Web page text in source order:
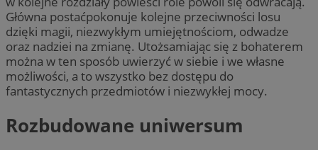
Główna postaćpokonuje kolejne przeciwności losu
dzięki magii, niezwykłym umiejętnościom, odwadze
oraz nadziei na zmianę. Utożsamiając się z bohaterem
można w ten sposób uwierzyć w siebie i we własne
możliwości, a to wszystko bez dostępu do
fantastycznych przedmiotów i niezwykłej mocy.
Rozbudowane uniwersum